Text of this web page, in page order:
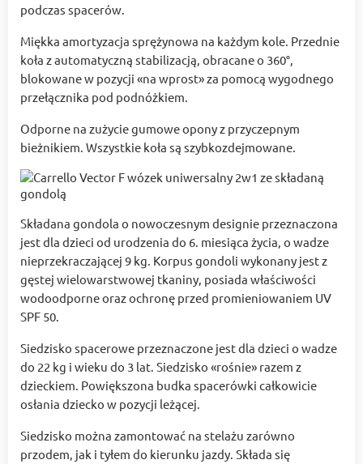
podczas spacerów.
Miękka amortyzacja sprężynowa na każdym kole. Przednie
koła z automatyczną stabilizacją, obracane o 360°,
blokowane w pozycji «na wprost» za pomocą wygodnego
przełącznika pod podnóżkiem.
Odporne na zużycie gumowe opony z przyczepnym
bieżnikiem. Wszystkie koła są szybkozdejmowane.
Składana gondola o nowoczesnym designie przeznaczona
jest dla dzieci od urodzenia do 6. miesiąca życia, o wadze
nieprzekraczającej 9 kg. Korpus gondoli wykonany jest z
gęstej wielowarstwowej tkaniny, posiada właściwości
wodoodporne oraz ochronę przed promieniowaniem UV
SPF 50.
Siedzisko spacerowe przeznaczone jest dla dzieci o wadze
do 22 kg i wieku do 3 lat. Siedzisko «rośnie» razem z
dzieckiem. Powiększona budka spacerówki całkowicie
osłania dziecko w pozycji leżącej.
Siedzisko można zamontować na stelażu zarówno
przodem, jak i tyłem do kierunku jazdy. Składa się